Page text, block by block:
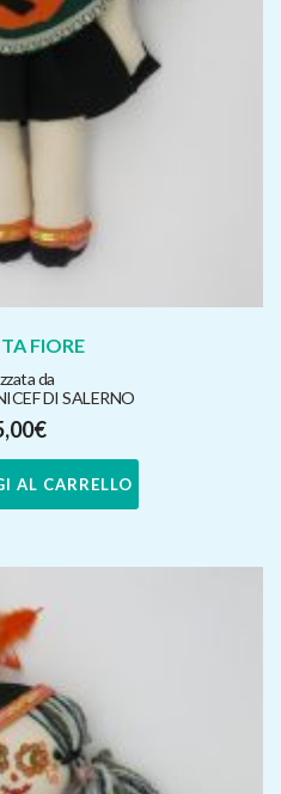
FIORE
da
DI SALERNO
€
AL CARRELLO